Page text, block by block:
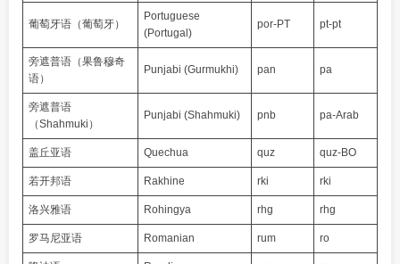
葡萄牙语（葡萄牙）
Portuguese
(Portugal)
por-PT pt-pt
旁遮普语（果鲁穆奇
语）
Punjabi (Gurmukhi) pan pa
旁遮普语
（Shahmuki）
Punjabi (Shahmuki) pnb pa-Arab
盖丘亚语 Quechua quz quz-BO
若开邦语 Rakhine rki rki
洛兴雅语 Rohingya rhg rhg
罗马尼亚语 Romanian rum ro